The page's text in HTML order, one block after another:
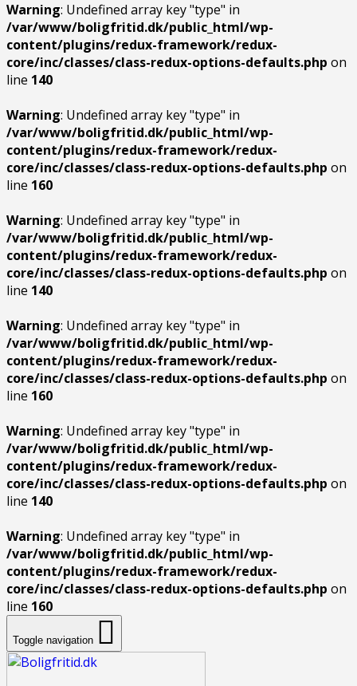
Warning: Undefined array key "type" in
/var/www/boligfritid.dk/public_html/wp-
content/plugins/redux-framework/redux-
core/inc/classes/class-redux-options-defaults.php on
line 140
Warning: Undefined array key "type" in
/var/www/boligfritid.dk/public_html/wp-
content/plugins/redux-framework/redux-
core/inc/classes/class-redux-options-defaults.php on
line 160
Warning: Undefined array key "type" in
/var/www/boligfritid.dk/public_html/wp-
content/plugins/redux-framework/redux-
core/inc/classes/class-redux-options-defaults.php on
line 140
Warning: Undefined array key "type" in
/var/www/boligfritid.dk/public_html/wp-
content/plugins/redux-framework/redux-
core/inc/classes/class-redux-options-defaults.php on
line 160
Warning: Undefined array key "type" in
/var/www/boligfritid.dk/public_html/wp-
content/plugins/redux-framework/redux-
core/inc/classes/class-redux-options-defaults.php on
line 140
Warning: Undefined array key "type" in
/var/www/boligfritid.dk/public_html/wp-
content/plugins/redux-framework/redux-
core/inc/classes/class-redux-options-defaults.php on
line 160
Toggle navigation